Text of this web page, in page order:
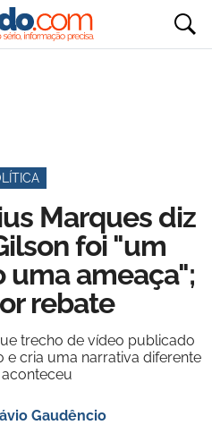
Marques diz
foi "um
uma ameaça";
rebate
trecho de vídeo publicado
e cria uma narrativa diferente
Gaudêncio